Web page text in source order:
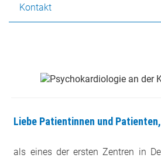
Kontakt
Liebe Patientinnen und Patienten,
als eines der ersten Zentren in